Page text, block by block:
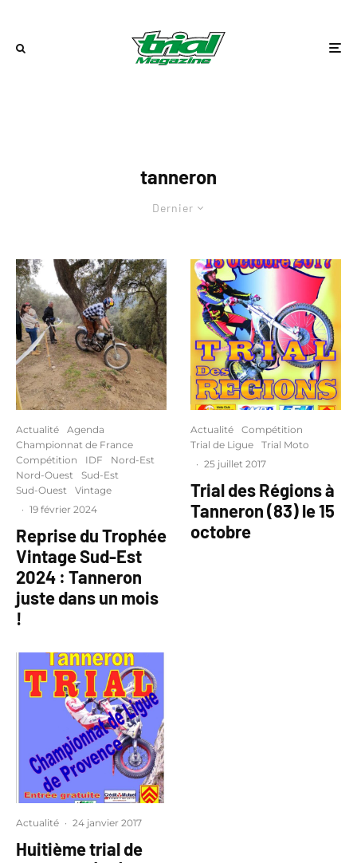
tanneron
Dernier
Actualité
Agenda
Championnat de France
Compétition
IDF
Nord-Est
Nord-Ouest
Sud-Est
Sud-Ouest
Vintage
· 19 février 2024
Reprise du Trophée
Vintage Sud-Est
2024 : Tanneron
juste dans un mois
!
Actualité · 24 janvier 2017
Huitième trial de
Actualité
Compétition
Trial de Ligue
Trial Moto
· 25 juillet 2017
Trial des Régions à
Tanneron (83) le 15
octobre